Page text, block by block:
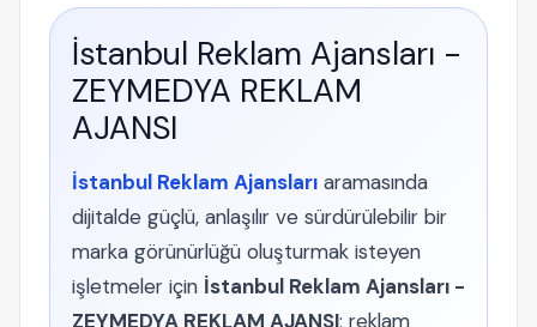
İstanbul Reklam Ajansları -
ZEYMEDYA REKLAM
AJANSI
İstanbul Reklam Ajansları aramasında
dijitalde güçlü, anlaşılır ve sürdürülebilir bir
marka görünürlüğü oluşturmak isteyen
işletmeler için İstanbul Reklam Ajansları -
ZEYMEDYA REKLAM AJANSI; reklam